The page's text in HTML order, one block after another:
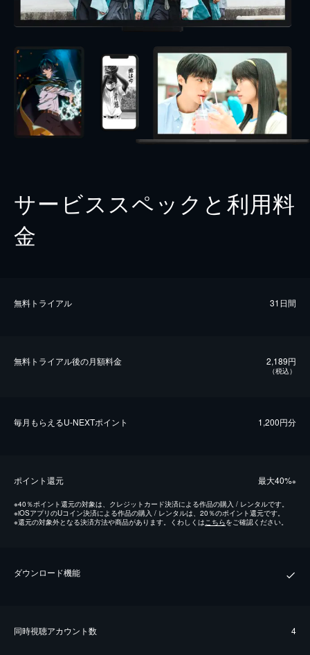
サービススペックと利用料
金
無料トライアル 31日間
無料トライアル後の⽉額料金 2,189円
（税込）
毎⽉もらえるU-NEXTポイント 1,200円分
ポイント還元 最⼤40%※
※40％ポイント還元の対象は、クレジットカード決済による作品の購入 / レンタルです。
※iOSアプリのUコイン決済による作品の購入 / レンタルは、20％のポイント還元です。
※還元の対象外となる決済方法や商品があります。くわしくは こちらをご確認ください。
ダウンロード機能
同時視聴アカウント数 4